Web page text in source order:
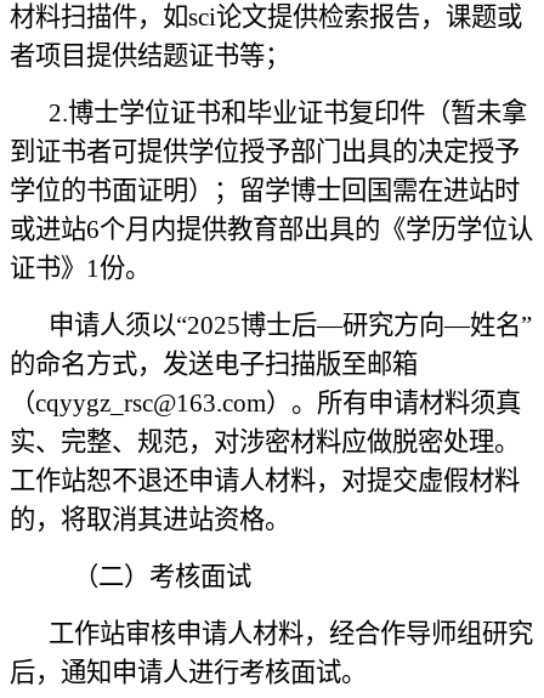
材料扫描件，如sci论文提供检索报告，课题或
者项目提供结题证书等；
2.博士学位证书和毕业证书复印件（暂未拿
到证书者可提供学位授予部门出具的决定授予
学位的书面证明）；留学博士回国需在进站时
或进站6个月内提供教育部出具的《学历学位认
证书》1份。
申请人须以“2025博士后—研究方向—姓名”
的命名方式，发送电子扫描版至邮箱
（cqyygz_rsc@163.com）。所有申请材料须真
实、完整、规范，对涉密材料应做脱密处理。
工作站恕不退还申请人材料，对提交虚假材料
的，将取消其进站资格。
（二）考核面试
工作站审核申请人材料，经合作导师组研究
后，通知申请人进行考核面试。